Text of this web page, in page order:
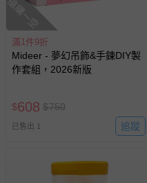
搶購一空
滿1件9折
Mideer - 夢幻吊飾&手鍊DIY製
作套組，2026新版
$608 $750
已售出 1 追蹤